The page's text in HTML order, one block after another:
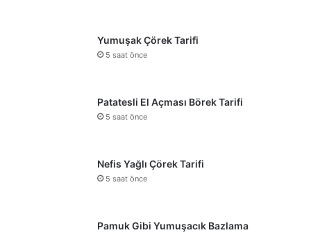
Yumuşak Çörek Tarifi
5 saat önce
Patatesli El Açması Börek Tarifi
5 saat önce
Nefis Yağlı Çörek Tarifi
5 saat önce
Pamuk Gibi Yumuşacık Bazlama